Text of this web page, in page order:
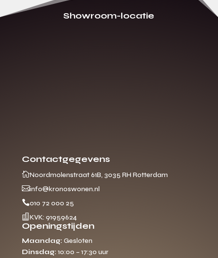
Showroom-locatie
Contactgegevens
Noordmolenstraat 61B, 3035 RH Rotterdam
info@kronoswonen.nl
010 72 000 25
 KVK: 91959624
Openingstijden
Maandag: Gesloten
Dinsdag: 10:00 – 17:30 uur